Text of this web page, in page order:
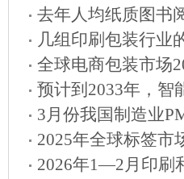
去年人均纸质图书
几组印刷包装行业
全球电商包装市场
预计到2033年，智
3月份我国制造业
2025年全球标签市
2026年1—2月印刷